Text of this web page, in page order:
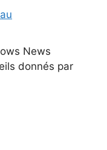
News
donnés par